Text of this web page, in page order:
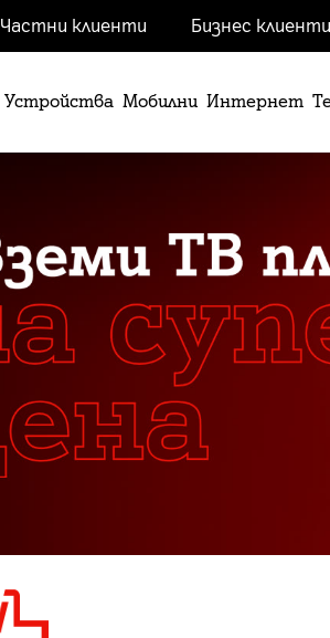
Частни клиенти Бизнес клиенти
Устройства Мобилни Интернет